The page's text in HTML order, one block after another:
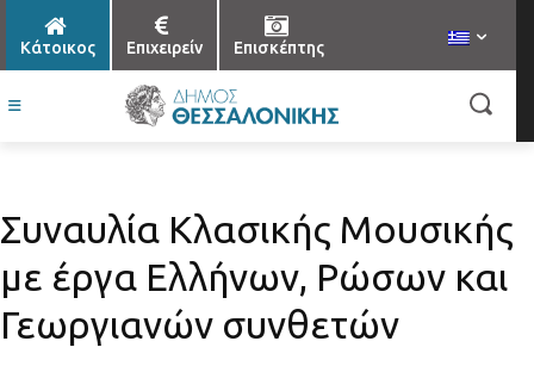
Κάτοικος Επιχειρείν Επισκέπτης
Συναυλία Κλασικής Μουσικής
με έργα Ελλήνων, Ρώσων και
Γεωργιανών συνθετών